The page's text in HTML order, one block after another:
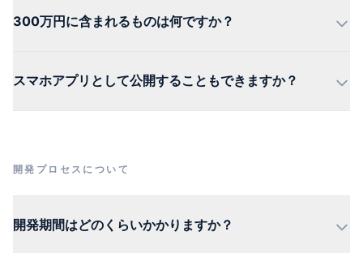
300万円に含まれるものは何ですか？
スマホアプリとして公開することもできますか？
開発プロセスについて
開発期間はどのくらいかかりますか？